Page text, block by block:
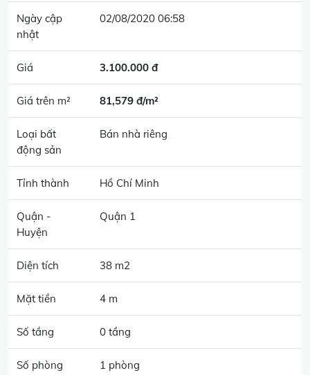
Ngày cập
nhật
02/08/2020 06:58
Giá 3.100.000 đ
Giá trên m² 81,579 đ/m²
Loại bất
động sản
Bán nhà riêng
Tỉnh thành Hồ Chí Minh
Quận -
Huyện
Quận 1
Diện tích 38 m2
Mặt tiền 4 m
Số tầng 0 tầng
Số phòng 1 phòng